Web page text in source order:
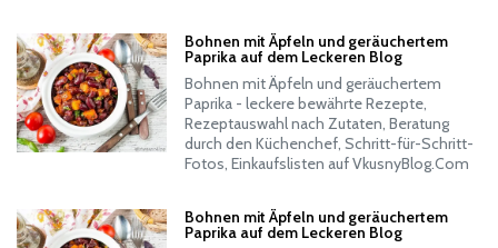
Bohnen mit Äpfeln und geräuchertem
Paprika auf dem Leckeren Blog
Bohnen mit Äpfeln und geräuchertem
Paprika - leckere bewährte Rezepte,
Rezeptauswahl nach Zutaten, Beratung
durch den Küchenchef, Schritt-für-Schritt-
Fotos, Einkaufslisten auf VkusnyBlog.Com
Bohnen mit Äpfeln und geräuchertem
Paprika auf dem Leckeren Blog